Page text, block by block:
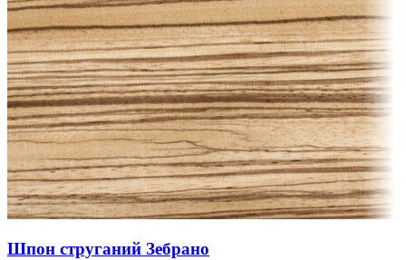
Шпон струганий Зебрано